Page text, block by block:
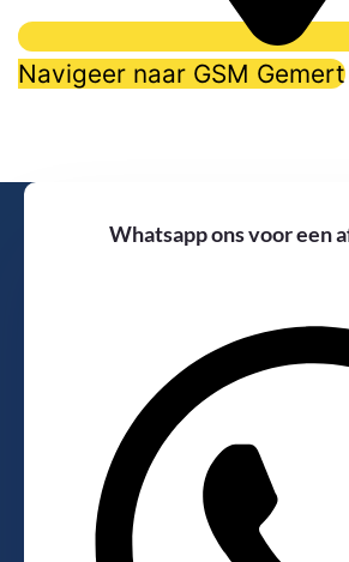
Navigeer naar GSM Gemert
Whatsapp ons voor een